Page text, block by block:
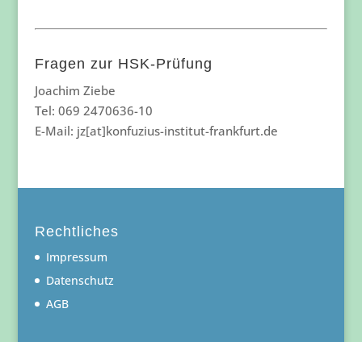
Fragen zur HSK-Prüfung
Joachim Ziebe
Tel: 069 2470636-10
E-Mail: jz[at]konfuzius-institut-frankfurt.de
Rechtliches
Impressum
Datenschutz
AGB